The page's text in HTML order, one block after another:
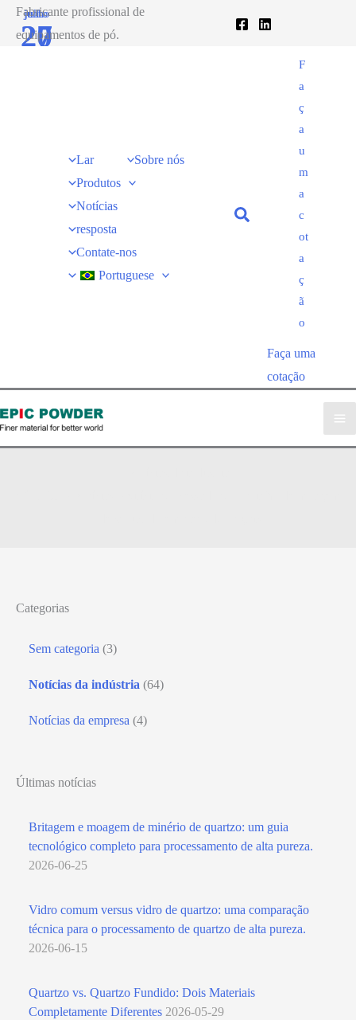
para
Fabricante profissional de
equipamentos de pó.
Lar
Sobre nós
Produtos
Notícias
resposta
Contate-nos
Portuguese
F
a
ç
a
u
m
a
c
ot
a
ç
ã
o
Faça uma
cotação
Categorias
Sem categoria (3)
Notícias da indústria (64)
Notícias da empresa (4)
Últimas notícias
Britagem e moagem de minério de quartzo: um guia
tecnológico completo para processamento de alta pureza.
2026-06-25
Vidro comum versus vidro de quartzo: uma comparação
técnica para o processamento de quartzo de alta pureza.
2026-06-15
Quartzo vs. Quartzo Fundido: Dois Materiais
Completamente Diferentes 2026-05-29
junho
27
julho
20